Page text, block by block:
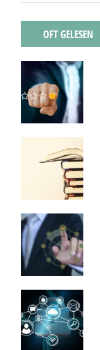
OFT GELESEN